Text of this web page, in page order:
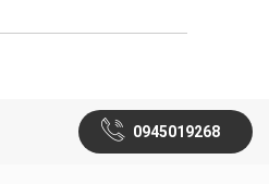
0945019268